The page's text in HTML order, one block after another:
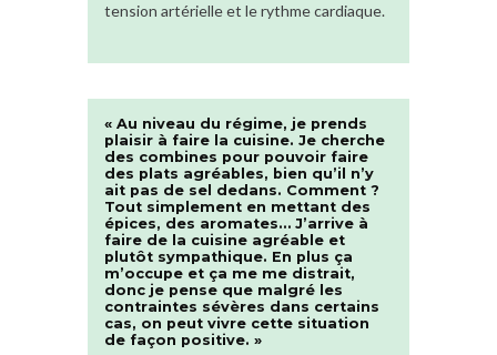
tension artérielle et le rythme cardiaque.
« Au niveau du régime, je prends
plaisir à faire la cuisine. Je cherche
des combines pour pouvoir faire
des plats agréables, bien qu’il n’y
ait pas de sel dedans. Comment ?
Tout simplement en mettant des
épices, des aromates… J’arrive à
faire de la cuisine agréable et
plutôt sympathique. En plus ça
m’occupe et ça me me distrait,
donc je pense que malgré les
contraintes sévères dans certains
cas, on peut vivre cette situation
de façon positive. »